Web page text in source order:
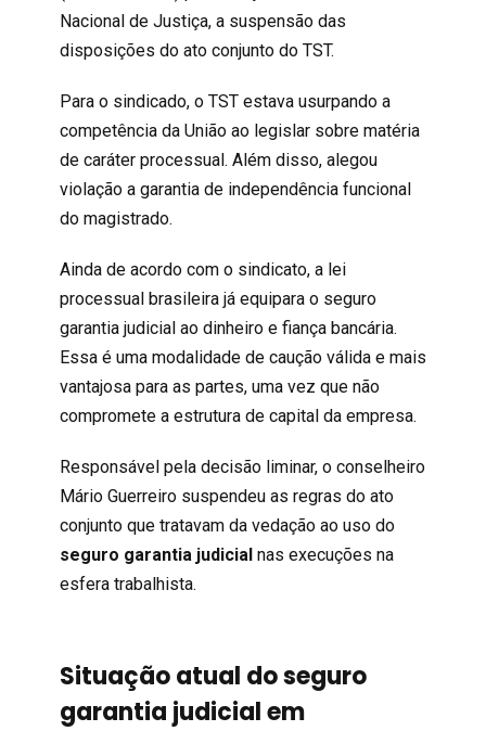
Nacional de Justiça, a suspensão das
disposições do ato conjunto do TST.
Para o sindicado, o TST estava usurpando a
competência da União ao legislar sobre matéria
de caráter processual. Além disso, alegou
violação a garantia de independência funcional
do magistrado.
Ainda de acordo com o sindicato, a lei
processual brasileira já equipara o seguro
garantia judicial ao dinheiro e fiança bancária.
Essa é uma modalidade de caução válida e mais
vantajosa para as partes, uma vez que não
compromete a estrutura de capital da empresa.
Responsável pela decisão liminar, o conselheiro
Mário Guerreiro suspendeu as regras do ato
conjunto que tratavam da vedação ao uso do
seguro garantia judicial nas execuções na
esfera trabalhista.
Situação atual do seguro
garantia judicial em